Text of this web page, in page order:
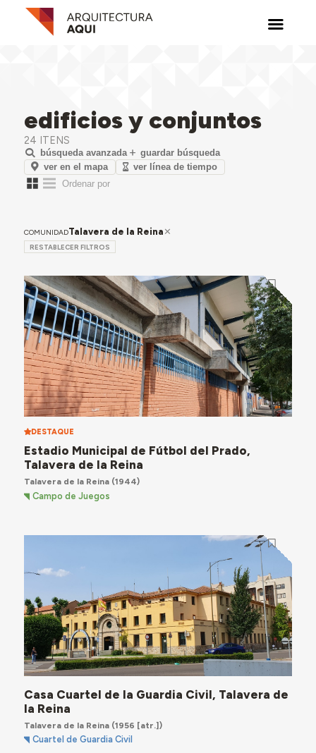
edificios y conjuntos
24 ITENS
búsqueda avanzada
guardar búsqueda
ver en el mapa
ver línea de tiempo
COMUNIDADTalavera de la Reina
RESTABLECER FILTROS
DESTAQUE
Estadio Municipal de Fútbol del Prado,
Talavera de la Reina
Talavera de la Reina(1944)
Campo de Juegos
Casa Cuartel de la Guardia Civil, Talavera de
la Reina
Talavera de la Reina(1956 [atr.])
Cuartel de Guardia Civil